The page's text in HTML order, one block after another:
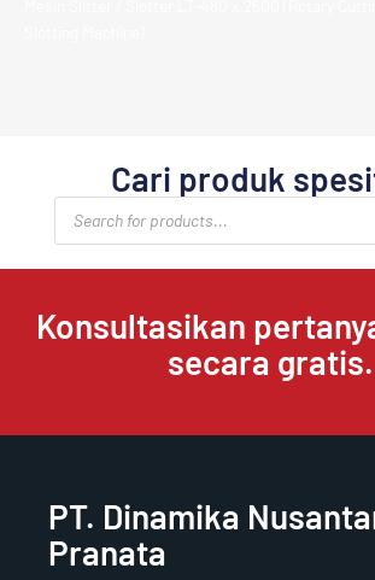
Cari produk
Products
search
Konsultasikan
secara gratis.
PT. Dinamika
Pranata